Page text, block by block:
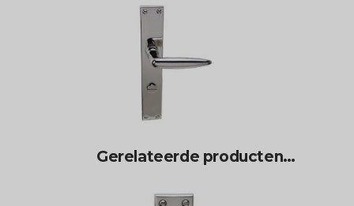
Gerelateerde producten…